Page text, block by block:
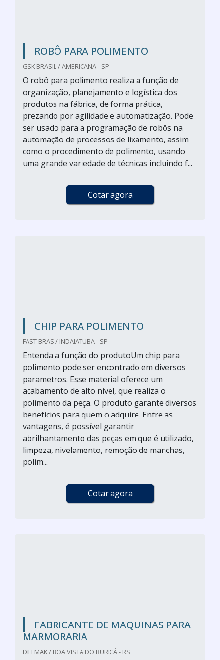
ROBÔ PARA POLIMENTO
GSK BRASIL / AMERICANA - SP
O robô para polimento realiza a função de
organização, planejamento e logística dos
produtos na fábrica, de forma prática,
prezando por agilidade e automatização. Pode
ser usado para a programação de robôs na
automação de processos de lixamento, assim
como o procedimento de polimento, usando
uma grande variedade de técnicas incluindo f...
Cotar agora
CHIP PARA POLIMENTO
FAST BRAS / INDAIATUBA - SP
Entenda a função do produtoUm chip para
polimento pode ser encontrado em diversos
parametros. Esse material oferece um
acabamento de alto nível, que realiza o
polimento da peça. O produto garante diversos
benefícios para quem o adquire. Entre as
vantagens, é possível garantir
abrilhantamento das peças em que é utilizado,
limpeza, nivelamento, remoção de manchas,
polim...
Cotar agora
FABRICANTE DE MAQUINAS PARA
MARMORARIA
DILLMAK / BOA VISTA DO BURICÁ - RS